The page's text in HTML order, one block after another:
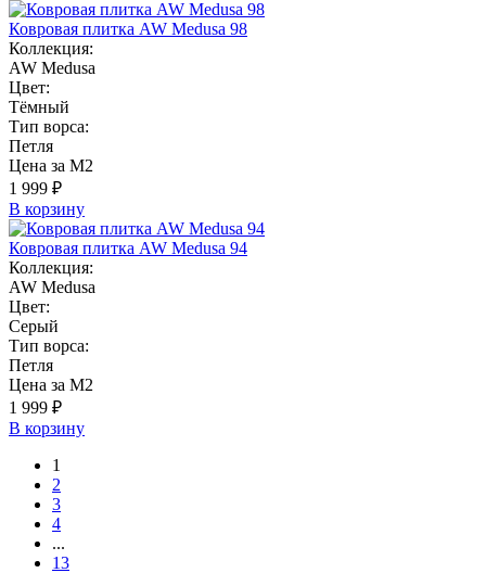
Ковровая плитка AW Medusa 98
Коллекция:
AW Medusa
Цвет:
Тёмный
Тип ворса:
Петля
Цена за М2
1 999 ₽
В корзину
Ковровая плитка AW Medusa 94
Коллекция:
AW Medusa
Цвет:
Серый
Тип ворса:
Петля
Цена за М2
1 999 ₽
В корзину
1
2
3
4
...
13